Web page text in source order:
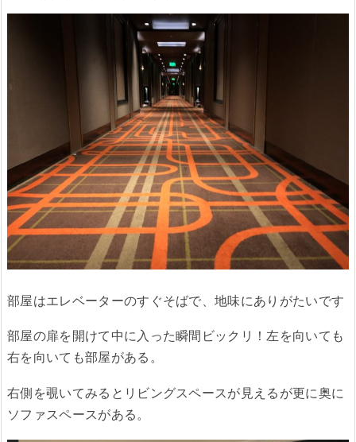
部屋はエレベーターのすぐそばで、地味にありがたいです
部屋の扉を開けて中に入った瞬間ビックリ！左を向いても
右を向いても部屋がある。
右側を覗いてみるとリビングスペースが見えるが更に奥に
ソファスペースがある。